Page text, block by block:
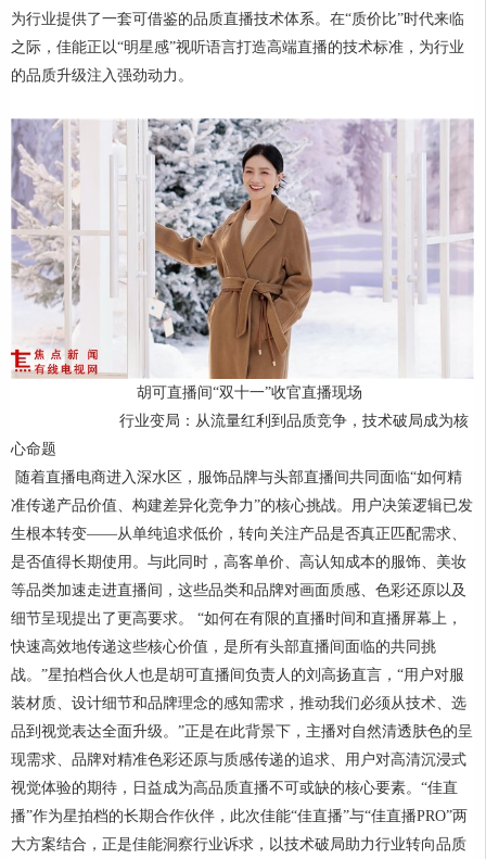
为行业提供了一套可借鉴的品质直播技术体系。在“质价比”时代来临
之际，佳能正以“明星感”视听语言打造高端直播的技术标准，为行业
的品质升级注入强劲动力。
胡可直播间“双十一”收官直播现场
行业变局：从流量红利到品质竞争，技术破局成为核
心命题
随着直播电商进入深水区，服饰品牌与头部直播间共同面临“如何精
准传递产品价值、构建差异化竞争力”的核心挑战。用户决策逻辑已发
生根本转变——从单纯追求低价，转向关注产品是否真正匹配需求、
是否值得长期使用。与此同时，高客单价、高认知成本的服饰、美妆
等品类加速走进直播间，这些品类和品牌对画面质感、色彩还原以及
细节呈现提出了更高要求。 “如何在有限的直播时间和直播屏幕上，
快速高效地传递这些核心价值，是所有头部直播间面临的共同挑
战。”星拍档合伙人也是胡可直播间负责人的刘高扬直言，“用户对服
装材质、设计细节和品牌理念的感知需求，推动我们必须从技术、选
品到视觉表达全面升级。”正是在此背景下，主播对自然清透肤色的呈
现需求、品牌对精准色彩还原与质感传递的追求、用户对高清沉浸式
视觉体验的期待，日益成为高品质直播不可或缺的核心要素。“佳直
播”作为星拍档的长期合作伙伴，此次佳能“佳直播”与“佳直播PRO”两
大方案结合，正是佳能洞察行业诉求，以技术破局助力行业转向品质